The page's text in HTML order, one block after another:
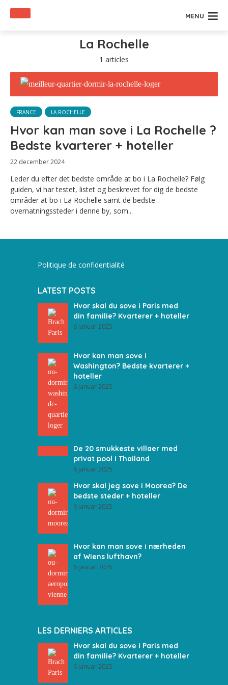
MENU
La Rochelle
1 articles
FRANCE LA ROCHELLE
Hvor kan man sove i La Rochelle ?
Bedste kvarterer + hoteller
22 december 2024
Leder du efter det bedste område at bo i La Rochelle? Følg
guiden, vi har testet, listet og beskrevet for dig de bedste
områder at bo i La Rochelle samt de bedste
overnatningssteder i denne by, som...
Politique de confidentialité
LATEST POSTS
Hvor skal du sove i Paris med
din familie? Kvarterer + hoteller
6 januar 2025
Hvor kan man sove i
Washington? Bedste kvarterer +
hoteller
6 januar 2025
De 20 smukkeste villaer med
privat pool i Thailand
6 januar 2025
Hvor skal jeg sove i Moorea? De
bedste steder + hoteller
6 januar 2025
Hvor kan man sove i nærheden
af Wiens lufthavn?
6 januar 2025
LES DERNIERS ARTICLES
Hvor skal du sove i Paris med
din familie? Kvarterer + hoteller
6 januar 2025